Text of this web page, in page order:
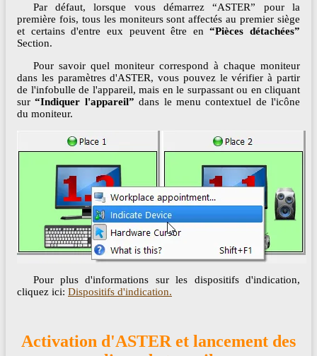
Par défaut, lorsque vous démarrez “ASTER” pour la
première fois, tous les moniteurs sont affectés au premier siège
et certains d'entre eux peuvent être en“Pièces détachées”
Section.
Pour savoir quel moniteur correspond à chaque moniteur
dans les paramètres d'ASTER, vous pouvez le vérifier à partir
de l'infobulle de l'appareil, mais en le surpassant ou en cliquant
sur“Indiquer l'appareil” dans le menu contextuel de l'icône
du moniteur.
Pour plus d'informations sur les dispositifs d'indication,
cliquez ici: Dispositifs d'indication.
Activation d'ASTER et lancement des